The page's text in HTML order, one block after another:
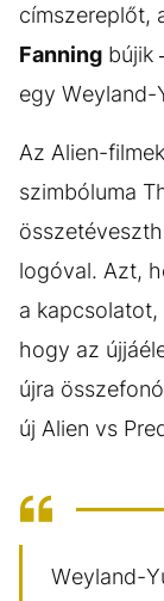
címszereplőt,
Fanning bújik
egy Weyland-
Az Alien-
szimbóluma
logóval. Azt,
a
hogy az
újra
új Alien vs
Weyland-